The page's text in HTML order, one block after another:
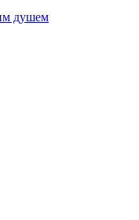
душем